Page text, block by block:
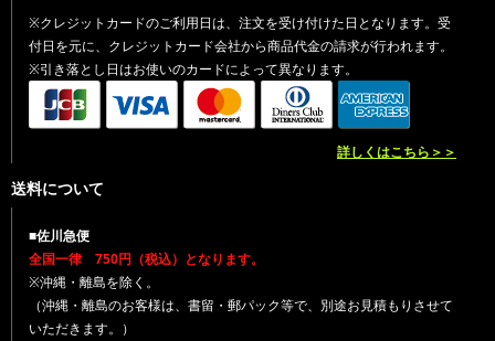
※クレジットカードのご利用日は、注文を受け付けた日となります。受
付日を元に、クレジットカード会社から商品代金の請求が行われます。
※引き落とし日はお使いのカードによって異なります。
詳しくはこちら＞＞
送料について
■佐川急便
全国一律 750円（税込）となります。
※沖縄・離島を除く。
（沖縄・離島のお客様は、書留・郵パック等で、別途お見積もりさせて
いただきます。）